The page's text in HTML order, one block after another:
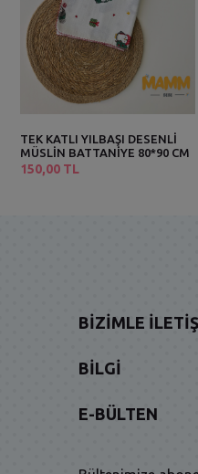
TEK KATLI YILBAŞI DESENLİ
MÜSLİN BATTANİYE 80*90 CM
150,00 TL
BIZIMLE
BILGI
E-BÜLTEN